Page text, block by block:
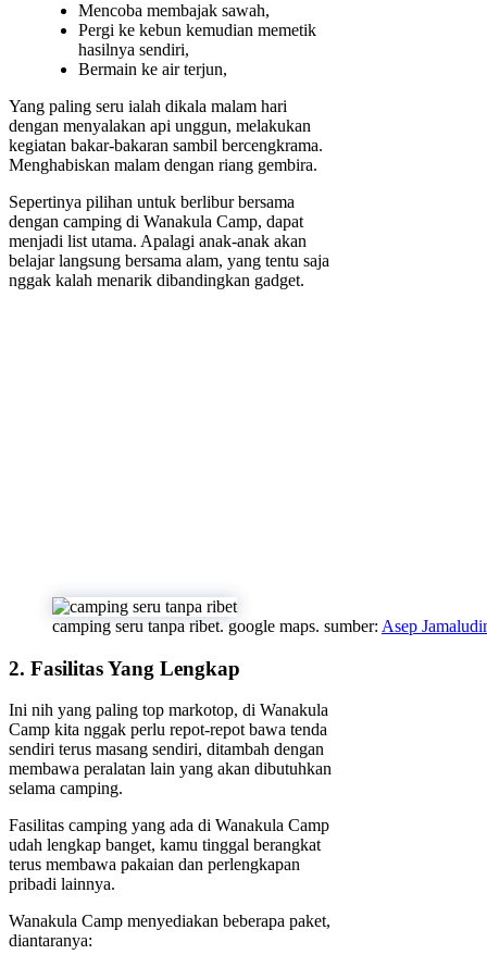
Mencoba membajak sawah,
Pergi ke kebun kemudian memetik
hasilnya sendiri,
Bermain ke air terjun,
Yang paling seru ialah dikala malam hari
dengan menyalakan api unggun, melakukan
kegiatan bakar-bakaran sambil bercengkrama.
Menghabiskan malam dengan riang gembira.
Sepertinya pilihan untuk berlibur bersama
dengan camping di Wanakula Camp, dapat
menjadi list utama. Apalagi anak-anak akan
belajar langsung bersama alam, yang tentu saja
nggak kalah menarik dibandingkan gadget.
camping seru tanpa ribet. google maps. sumber: Asep
2. Fasilitas Yang Lengkap
Ini nih yang paling top markotop, di Wanakula
Camp kita nggak perlu repot-repot bawa tenda
sendiri terus masang sendiri, ditambah dengan
membawa peralatan lain yang akan dibutuhkan
selama camping.
Fasilitas camping yang ada di Wanakula Camp
udah lengkap banget, kamu tinggal berangkat
terus membawa pakaian dan perlengkapan
pribadi lainnya.
Wanakula Camp menyediakan beberapa paket,
diantaranya: